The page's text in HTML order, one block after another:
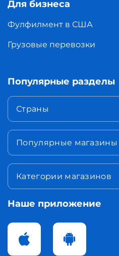
Для бизнеса
Фулфилмент в США
Грузовые перевозки
Популярные разделы
Страны
Популярные магазины
Категории магазинов
Наше приложение